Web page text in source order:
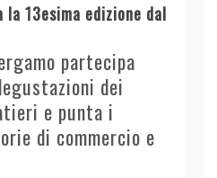
13esima edizione dal
partecipa
dei
e punta i
di commercio e